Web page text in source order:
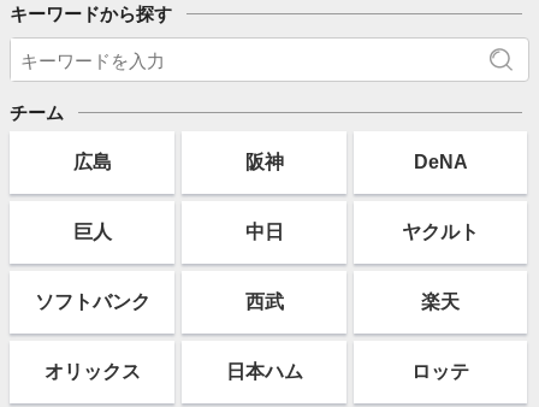
キーワードから探す
チーム
広島 阪神 DeNA
巨人 中日 ヤクルト
ソフトバンク 西武 楽天
オリックス 日本ハム ロッテ